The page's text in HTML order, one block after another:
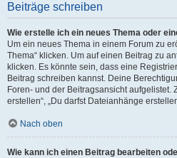
Beiträge schreiben
Wie erstelle ich ein neues Thema oder
Um ein neues Thema in einem Forum zu
Thema“ klicken. Um auf einen Beitrag zu
klicken. Es könnte sein, dass eine
Beitrag schreiben kannst. Deine
Foren- und der Beitragsansicht aufgelistet.
erstellen“, „Du darfst Dateianhänge
Nach oben
Wie kann ich einen Beitrag bearbeiten